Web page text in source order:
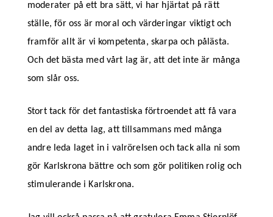
moderater på ett bra sätt, vi har hjärtat på rätt
ställe, för oss är moral och värderingar viktigt och
framför allt är vi kompetenta, skarpa och pålästa.
Och det bästa med vårt lag är, att det inte är många
som slår oss.
Stort tack för det fantastiska förtroendet att få vara
en del av detta lag, att tillsammans med många
andre leda laget in i valrörelsen och tack alla ni som
gör Karlskrona bättre och som gör politiken rolig och
stimulerande i Karlskrona.